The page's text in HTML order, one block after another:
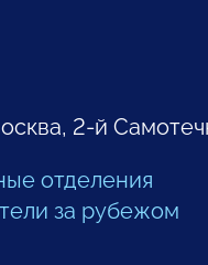
2-й
отделения
за рубежом